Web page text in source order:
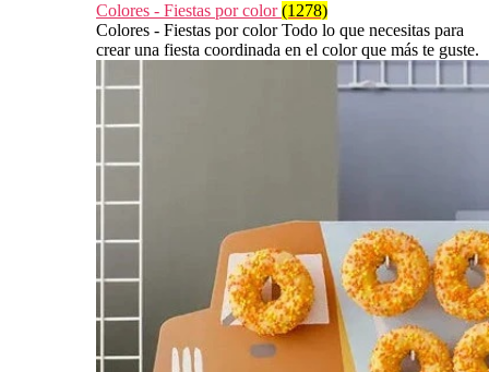
Colores - Fiestas por color(1278)
Colores - Fiestas por color Todo lo que necesitas para
crear una fiesta coordinada en el color que más te guste.